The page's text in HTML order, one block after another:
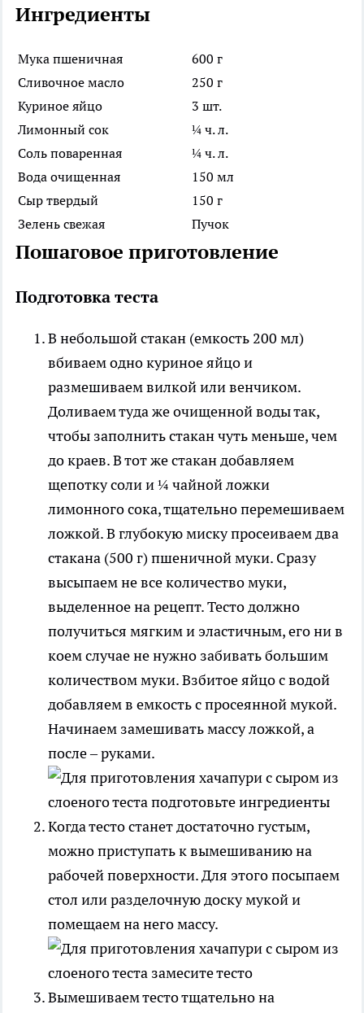
Ингредиенты
Мука пшеничная
600 г
Сливочное масло
250 г
Куриное яйцо
3 шт.
Лимонный сок
¼ ч. л.
Соль поваренная
¼ ч. л.
Вода очищенная
150 мл
Сыр твердый
150 г
Зелень свежая
Пучок
Пошаговое приготовление
Подготовка теста
В небольшой стакан (емкость 200 мл)
вбиваем одно куриное яйцо и
размешиваем вилкой или венчиком.
Доливаем туда же очищенной воды так,
чтобы заполнить стакан чуть меньше, чем
до краев. В тот же стакан добавляем
щепотку соли и ¼ чайной ложки
лимонного сока, тщательно перемешиваем
ложкой. В глубокую миску просеиваем два
стакана (500 г) пшеничной муки. Сразу
высыпаем не все количество муки,
выделенное на рецепт. Тесто должно
получиться мягким и эластичным, его ни в
коем случае не нужно забивать большим
количеством муки. Взбитое яйцо с водой
добавляем в емкость с просеянной мукой.
Начинаем замешивать массу ложкой, а
после – руками.
Когда тесто станет достаточно густым,
можно приступать к вымешиванию на
рабочей поверхности. Для этого посыпаем
стол или разделочную доску мукой и
помещаем на него массу.
Вымешиваем тесто тщательно на